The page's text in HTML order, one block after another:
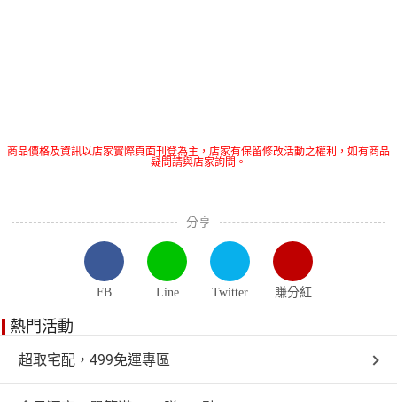
商品價格及資訊以店家實際頁面刊登為主，店家有保留修改活動之權利，如有商品
疑問請與店家詢問。
分享
FB Line Twitter 賺分紅
熱門活動
超取宅配，499免運專區